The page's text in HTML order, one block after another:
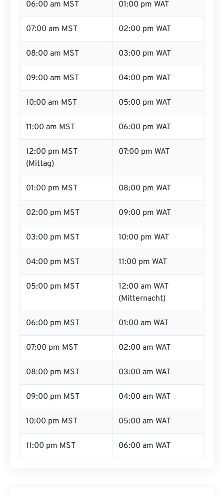
06:00 am MST 01:00 pm WAT
07:00 am MST 02:00 pm WAT
08:00 am MST 03:00 pm WAT
09:00 am MST 04:00 pm WAT
10:00 am MST 05:00 pm WAT
11:00 am MST 06:00 pm WAT
12:00 pm MST
(Mittag)
07:00 pm WAT
01:00 pm MST 08:00 pm WAT
02:00 pm MST 09:00 pm WAT
03:00 pm MST 10:00 pm WAT
04:00 pm MST 11:00 pm WAT
05:00 pm MST
12:00 am WAT
(Mitternacht)
06:00 pm MST 01:00 am WAT
07:00 pm MST 02:00 am WAT
08:00 pm MST 03:00 am WAT
09:00 pm MST 04:00 am WAT
10:00 pm MST 05:00 am WAT
11:00 pm MST 06:00 am WAT